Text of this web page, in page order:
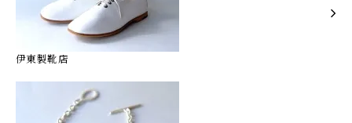
伊東製靴店